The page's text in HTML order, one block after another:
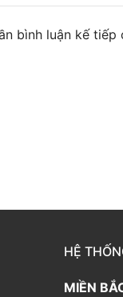
bình luận kế tiếp
HỆ
MIỀN